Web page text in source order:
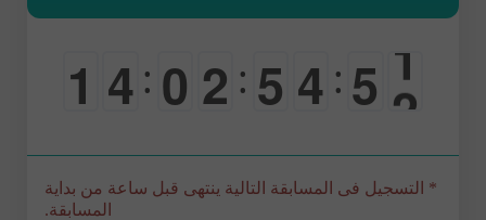
1 4 : 0 2 : 5 4 : 5 0
1
* التسجيل فى المسابقة التالية ينتهى قبل ساعة من بداية
المسابقة.